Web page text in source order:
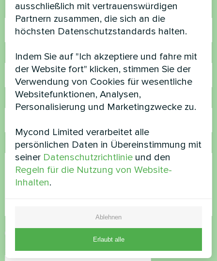
Name
Rufnummer
E-Mail
Kommentar
Sicherheitsüberprüfung*
ausschließlich mit vertrauenswürdigen
Partnern zusammen, die sich an die
höchsten Datenschutzstandards halten.
Indem Sie auf "Ich akzeptiere und fahre mit
der Website fort" klicken, stimmen Sie der
Verwendung von Cookies für wesentliche
Websitefunktionen, Analysen,
Personalisierung und Marketingzwecke zu.
Mycond Limited verarbeitet alle
persönlichen Daten in Übereinstimmung mit
seiner Datenschutzrichtlinie und den
Regeln für die Nutzung von Website-
Inhalten.
Ablehnen
Erlaubt alle